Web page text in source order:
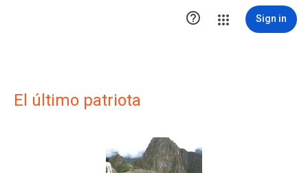
 Sign in
El último patriota